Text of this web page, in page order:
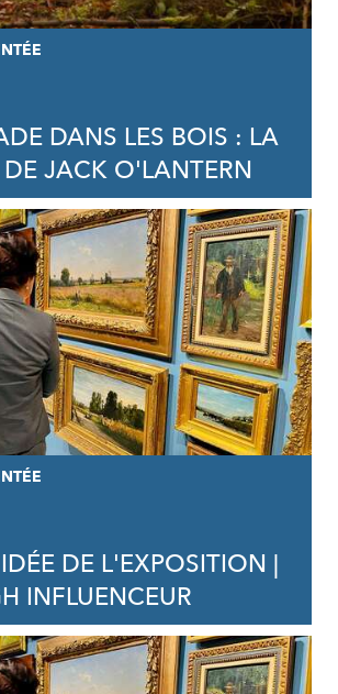
DANS LES BOIS : LA
DE JACK O'LANTERN
DE L'EXPOSITION |
INFLUENCEUR